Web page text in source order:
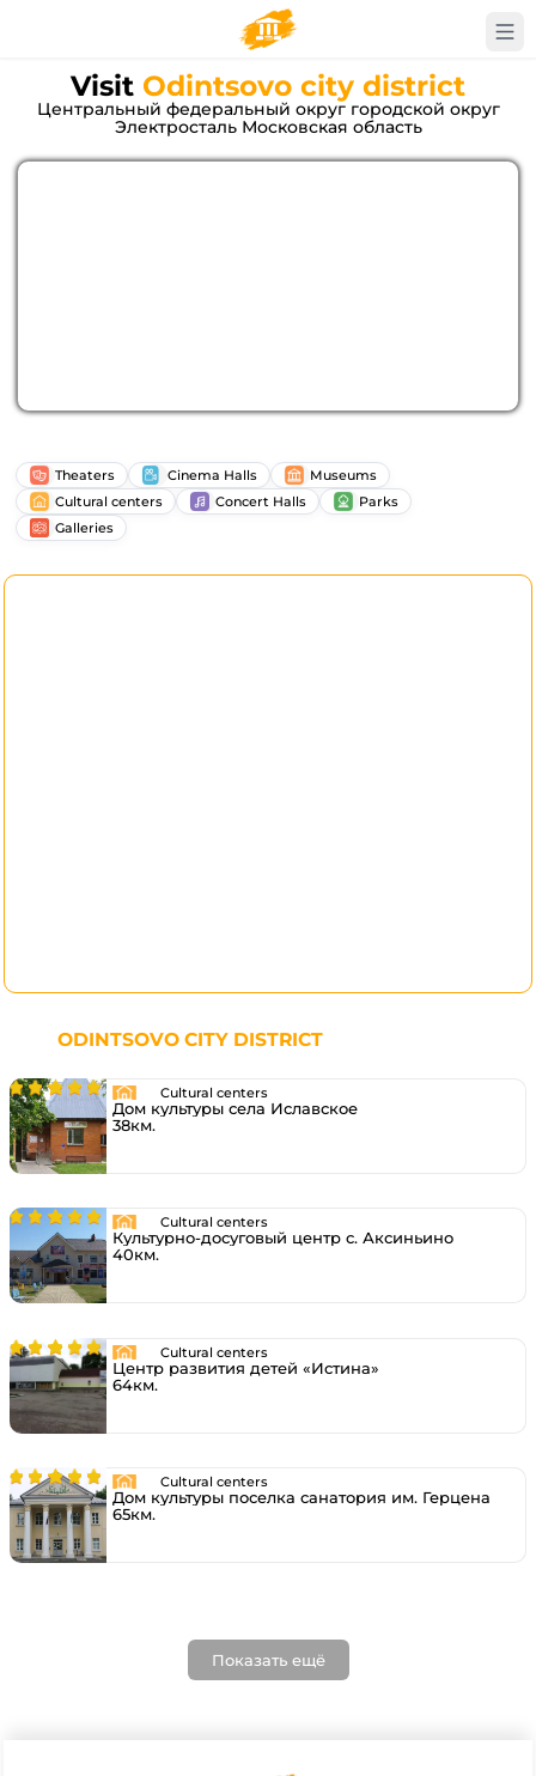
Visit Odintsovo city district
Центральный федеральный округ городской округ
Электросталь Московская область
Theaters Cinema Halls
Museums
Cultural centers
Concert Halls
Parks
Galleries
ODINTSOVO CITY DISTRICT
Cultural centers
Дом культуры села Иславское
38км.
Cultural centers
Культурно-досуговый центр с. Аксиньино
40км.
Cultural centers
Центр развития детей «Истина»
64км.
Cultural centers
Дом культуры поселка санатория им. Герцена
65км.
Показать ещё